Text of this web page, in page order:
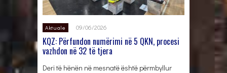
Aktuale 09/06/2026
KQZ: Përfundon numërimi në 5 QKN, procesi
vazhdon në 32 të tjera
Deri të hënën në mesnatë është përmbyllur